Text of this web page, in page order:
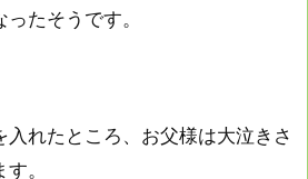
たそうです。
入れたところ、お父様は大泣きさ
。